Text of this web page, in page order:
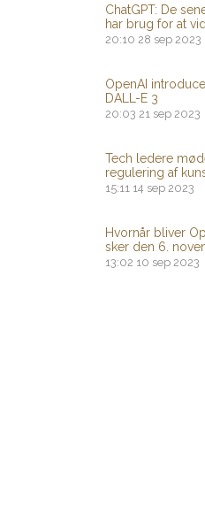
ChatGPT: De
har brug for at
20:10 28 sep 2023
OpenAI
DALL-E 3
20:03 21 sep 2023
Tech ledere
regulering af
15:11 14 sep 2023
Hvornår bliver
sker den 6.
13:02 10 sep 2023